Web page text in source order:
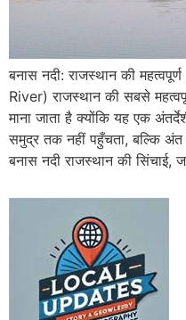
बनास नदी: राजस्थान की
River) राजस्थान की सबसे
माना जाता है क्योंकि यह एक
समुद्र तक नहीं पहुँचता, बल्कि अंत
बनास नदी राजस्थान की